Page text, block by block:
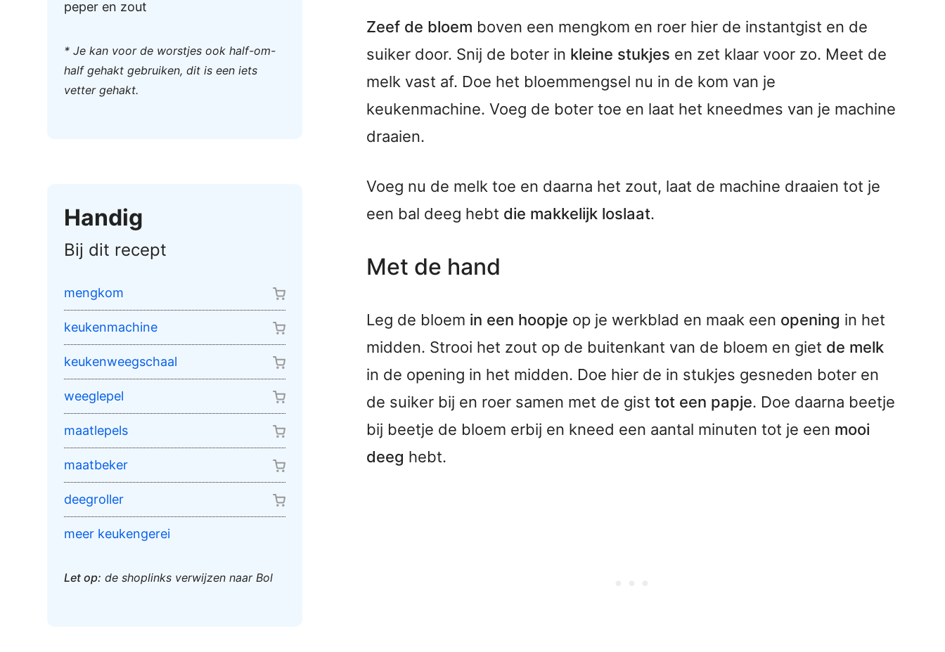
peper en zout
* Je kan voor de worstjes ook half-om-
half gehakt gebruiken, dit is een iets
vetter gehakt.
Handig
Bij dit recept
mengkom
keukenmachine
keukenweegschaal
weeglepel
maatlepels
maatbeker
deegroller
meer keukengerei
Let op: de shoplinks verwijzen naar Bol
Zeef de bloem boven een mengkom en roer hier de instantgist en de
suiker door. Snij de boter in kleine stukjes en zet klaar voor zo. Meet de
melk vast af. Doe het bloemmengsel nu in de kom van je
keukenmachine. Voeg de boter toe en laat het kneedmes van je machine
draaien.
Voeg nu de melk toe en daarna het zout, laat de machine draaien tot je
een bal deeg hebt die makkelijk loslaat.
Met de hand
Leg de bloem in een hoopje op je werkblad en maak een opening in het
midden. Strooi het zout op de buitenkant van de bloem en giet de melk
in de opening in het midden. Doe hier de in stukjes gesneden boter en
de suiker bij en roer samen met de gist tot een papje. Doe daarna beetje
bij beetje de bloem erbij en kneed een aantal minuten tot je een mooi
deeg hebt.